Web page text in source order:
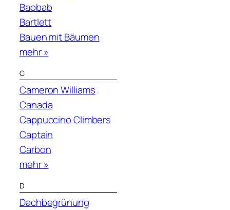
Baobab
Bartlett
Bauen mit Bäumen
mehr »
C
Cameron Williams
Canada
Cappuccino Climbers
Captain
Carbon
mehr »
D
Dachbegrünung